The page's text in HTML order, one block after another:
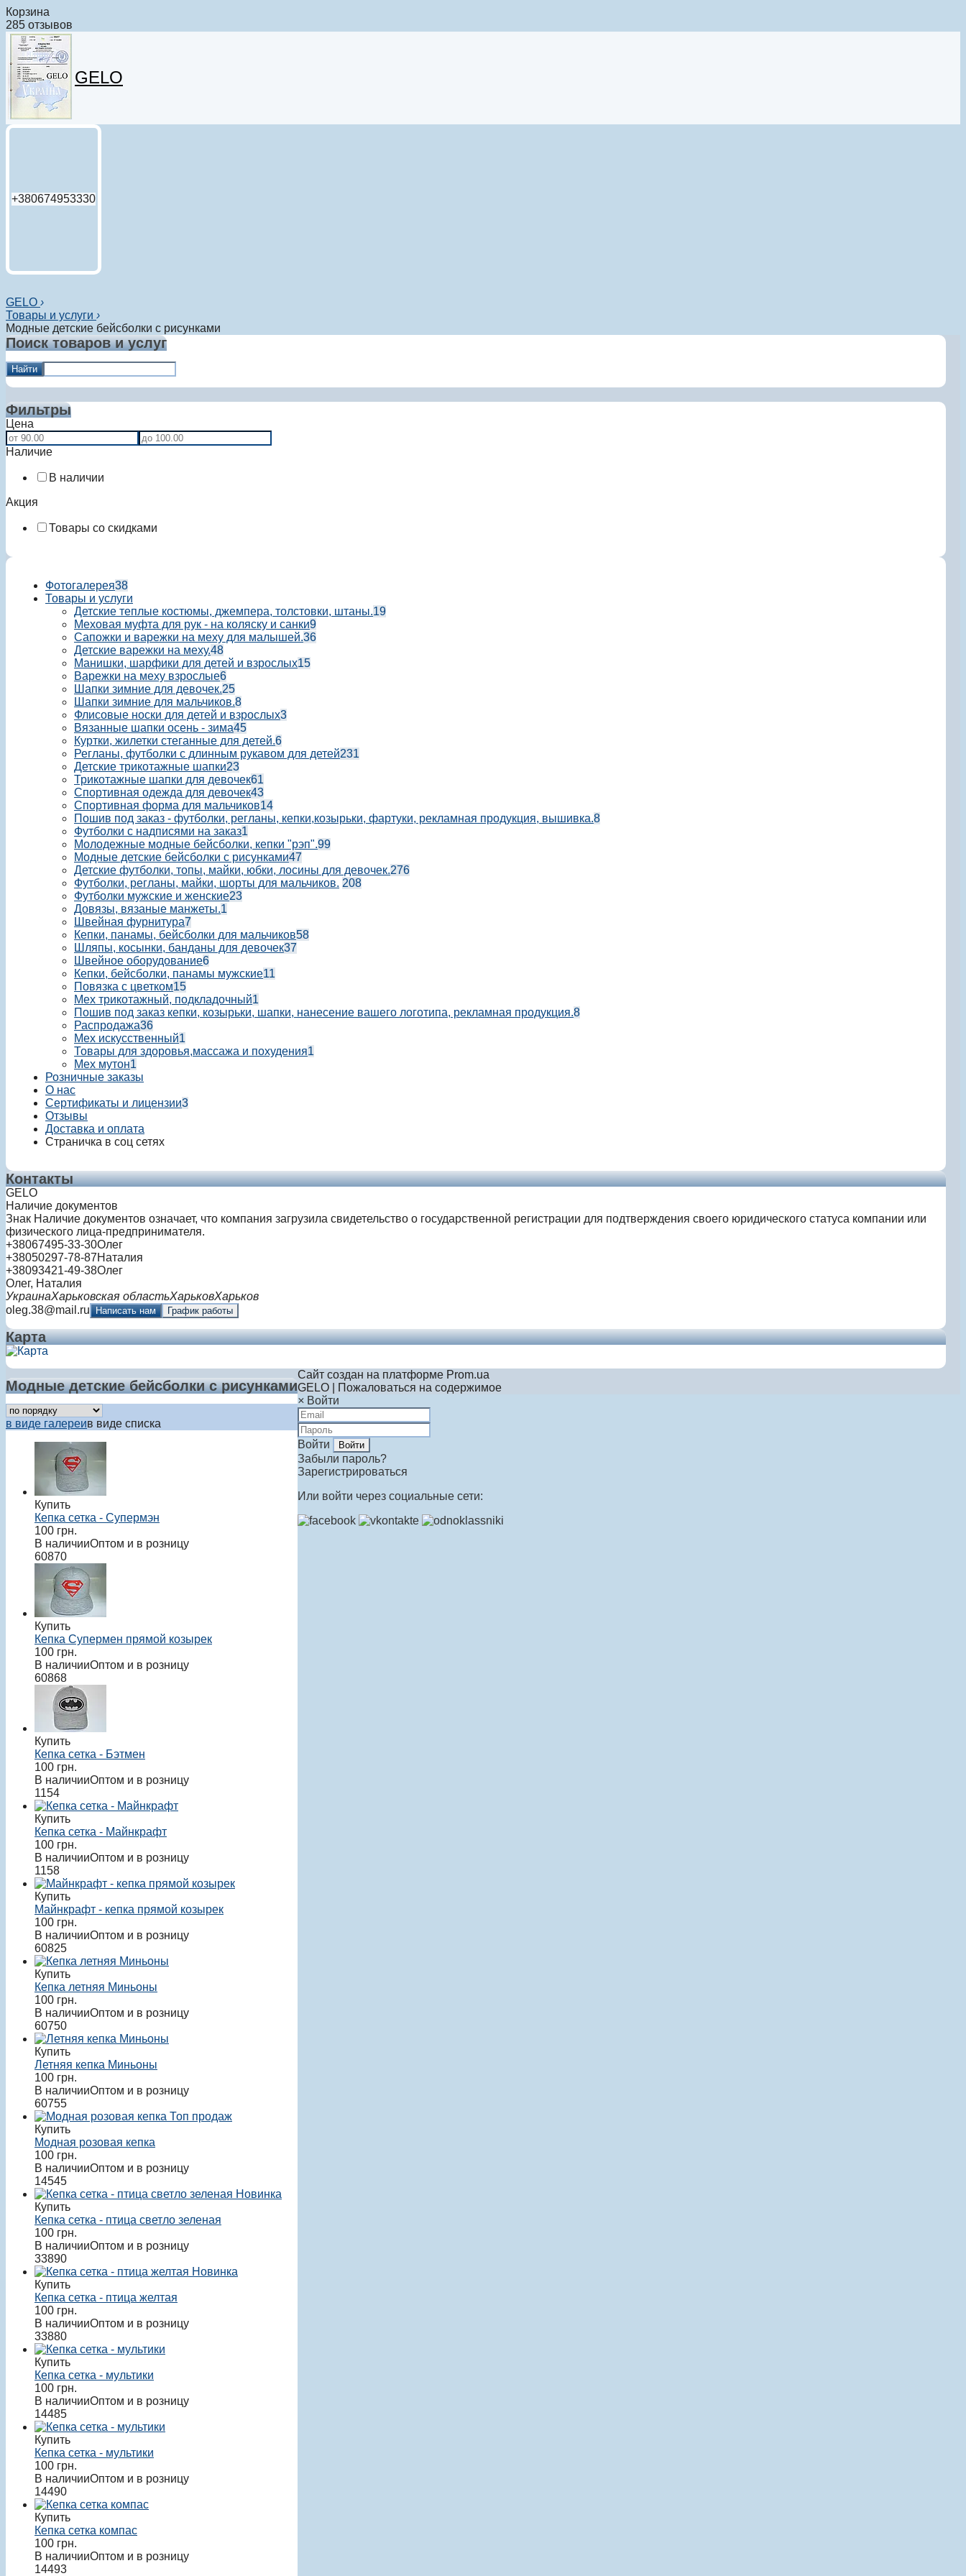
Корзина
285 отзывов
GELO
+380674953330
GELO ›
Товары и услуги ›
Модные детские бейсболки с рисунками
Поиск товаров и услуг
Найти
Фильтры
Цена
Наличие
В наличии
Акция
Товары со скидками
Фотогалерея38
Товары и услуги
Детские теплые костюмы, джемпера, толстовки, штаны.19
Меховая муфта для рук - на коляску и санки9
Сапожки и варежки на меху для малышей.36
Детские варежки на меху.48
Манишки, шарфики для детей и взрослых15
Варежки на меху взрослые6
Шапки зимние для девочек.25
Шапки зимние для мальчиков.8
Флисовые носки для детей и взрослых3
Вязанные шапки осень - зима45
Куртки, жилетки стеганные для детей.6
Регланы, футболки с длинным рукавом для детей231
Детские трикотажные шапки23
Трикотажные шапки для девочек61
Спортивная одежда для девочек43
Спортивная форма для мальчиков14
Пошив под заказ - футболки, регланы, кепки,козырьки, фартуки, рекламная продукция, вышивка.8
Футболки с надписями на заказ1
Молодежные модные бейсболки, кепки "рэп".99
Модные детские бейсболки с рисунками47
Детские футболки, топы, майки, юбки, лосины для девочек.276
Футболки, регланы, майки, шорты для мальчиков. 208
Футболки мужские и женские23
Довязы, вязаные манжеты.1
Швейная фурнитура7
Кепки, панамы, бейсболки для мальчиков58
Шляпы, косынки, банданы для девочек37
Швейное оборудование6
Кепки, бейсболки, панамы мужские11
Повязка с цветком15
Мех трикотажный, подкладочный1
Пошив под заказ кепки, козырьки, шапки, нанесение вашего логотипа, рекламная продукция.8
Распродажа36
Мех искусственный1
Товары для здоровья,массажа и похудения1
Мех мутон1
Розничные заказы
О нас
Сертификаты и лицензии3
Отзывы
Доставка и оплата
Страничка в соц сетях
Контакты
GELO
Наличие документов
Знак Наличие документов означает, что компания загрузила свидетельство о государственной регистрации для подтверждения своего юридического статуса компании или
физического лица-предпринимателя.
+38067495-33-30Олег
+38050297-78-87Наталия
+38093421-49-38Олег
Олег, Наталия
УкраинаХарьковская областьХарьковХарьков
oleg.38@mail.ru Написать нам График работы
Карта
Модные детские бейсболки с рисунками
в виде галереив виде списка
Купить
Кепка сетка - Супермэн
100 грн.
В наличииОптом и в розницу
60870
Купить
Кепка Супермен прямой козырек
100 грн.
В наличииОптом и в розницу
60868
Купить
Кепка сетка - Бэтмен
100 грн.
В наличииОптом и в розницу
1154
Купить
Кепка сетка - Майнкрафт
100 грн.
В наличииОптом и в розницу
1158
Купить
Майнкрафт - кепка прямой козырек
100 грн.
В наличииОптом и в розницу
60825
Купить
Кепка летняя Миньоны
100 грн.
В наличииОптом и в розницу
60750
Купить
Летняя кепка Миньоны
100 грн.
В наличииОптом и в розницу
60755
Топ продаж
Купить
Модная розовая кепка
100 грн.
В наличииОптом и в розницу
14545
Новинка
Купить
Кепка сетка - птица светло зеленая
100 грн.
В наличииОптом и в розницу
33890
Новинка
Купить
Кепка сетка - птица желтая
100 грн.
В наличииОптом и в розницу
33880
Купить
Кепка сетка - мультики
100 грн.
В наличииОптом и в розницу
14485
Купить
Кепка сетка - мультики
100 грн.
В наличииОптом и в розницу
14490
Купить
Кепка сетка компас
100 грн.
В наличииОптом и в розницу
14493
Сайт создан на платформе Prom.ua
GELO | Пожаловаться на содержимое
× Войти
Войти
Забыли пароль?
Зарегистрироваться
Или войти через социальные сети: